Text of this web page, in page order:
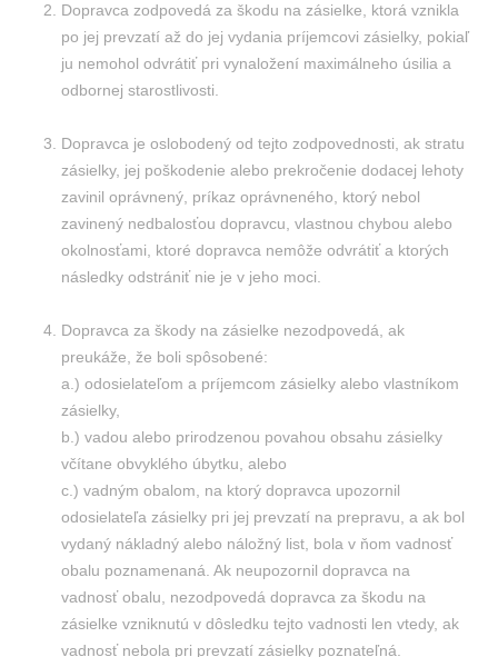
Dopravca zodpovedá za škodu na zásielke, ktorá vznikla
po jej prevzatí až do jej vydania príjemcovi zásielky, pokiaľ
ju nemohol odvrátiť pri vynaložení maximálneho úsilia a
odbornej starostlivosti.
Dopravca je oslobodený od tejto zodpovednosti, ak stratu
zásielky, jej poškodenie alebo prekročenie dodacej lehoty
zavinil oprávnený, príkaz oprávneného, ktorý nebol
zavinený nedbalosťou dopravcu, vlastnou chybou alebo
okolnosťami, ktoré dopravca nemôže odvrátiť a ktorých
následky odstrániť nie je v jeho moci.
Dopravca za škody na zásielke nezodpovedá, ak
preukáže, že boli spôsobené:
a.) odosielateľom a príjemcom zásielky alebo vlastníkom
zásielky,
b.) vadou alebo prirodzenou povahou obsahu zásielky
včítane obvyklého úbytku, alebo
c.) vadným obalom, na ktorý dopravca upozornil
odosielateľa zásielky pri jej prevzatí na prepravu, a ak bol
vydaný nákladný alebo náložný list, bola v ňom vadnosť
obalu poznamenaná. Ak neupozornil dopravca na
vadnosť obalu, nezodpovedá dopravca za škodu na
zásielke vzniknutú v dôsledku tejto vadnosti len vtedy, ak
vadnosť nebola pri prevzatí zásielky poznateľná.